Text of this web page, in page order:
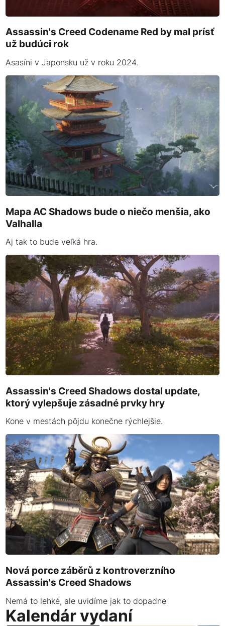
Assassin's Creed Codename Red by mal prísť
už budúci rok
Asasíni v Japonsku už v roku 2024.
Mapa AC Shadows bude o niečo menšia, ako
Valhalla
Aj tak to bude veľká hra.
Assassin's Creed Shadows dostal update,
ktorý vylepšuje zásadné prvky hry
Kone v mestách pôjdu konečne rýchlejšie.
Nová porce záběrů z kontroverzního
Assassin's Creed Shadows
Nemá to lehké, ale uvidíme jak to dopadne
Kalendár vydaní